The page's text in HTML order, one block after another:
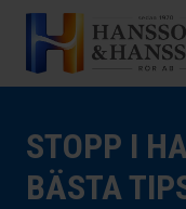
STOPP I
BÄSTA